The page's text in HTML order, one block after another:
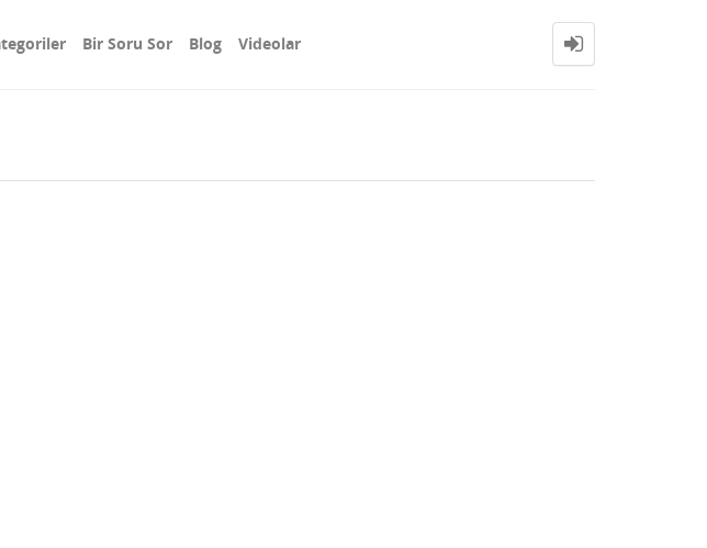
Bir Soru Sor Blog Videolar